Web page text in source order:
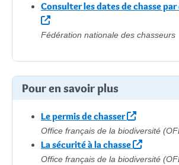
Consulter les dates de chasse
Fédération nationale des chasseurs
Pour en savoir plus
Le permis de chasser
Office français de la biodiversité
La sécurité à la chasse
Office français de la biodiversité